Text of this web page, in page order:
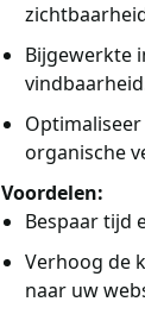
Bijgewerkte
organische
Voordelen:
Bespaar tijd
Verhoog de
naar uw